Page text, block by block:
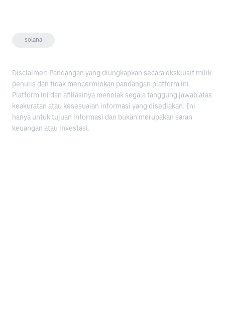
solana
Disclaimer: Pandangan yang diungkapkan secara eksklusif milik
penulis dan tidak mencerminkan pandangan platform ini.
Platform ini dan afiliasinya menolak segala tanggung jawab atas
keakuratan atau kesesuaian informasi yang disediakan. Ini
hanya untuk tujuan informasi dan bukan merupakan saran
keuangan atau investasi.